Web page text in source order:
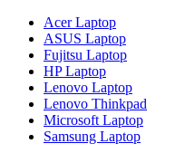
Acer Laptop
ASUS Laptop
Fujitsu Laptop
HP Laptop
Lenovo Laptop
Lenovo Thinkpad
Microsoft Laptop
Samsung Laptop